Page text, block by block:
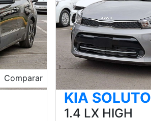
Comparar
KIA SOLUTO
1.4 LX HIGH